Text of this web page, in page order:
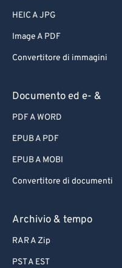
HEIC A JPG
Image A PDF
Convertitore di immagini
Documento ed e- &
PDF A WORD
EPUB A PDF
EPUB A MOBI
Convertitore di documenti
Archivio & tempo
RAR A Zip
PST A EST